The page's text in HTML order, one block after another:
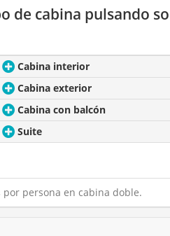
de cabina pulsando
Cabina interior
Cabina exterior
Cabina con balcón
Suite
por persona en cabina doble.